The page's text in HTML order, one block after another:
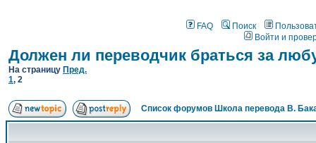
FAQ Поиск
Войти и
Должен ли переводчик браться за
На страницу Пред.
1, 2
Список форумов Школа перевода В.